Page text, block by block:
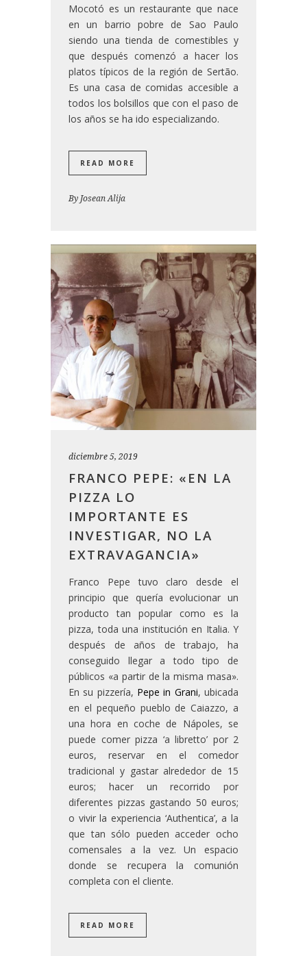
Mocotó es un restaurante que nace
en un barrio pobre de Sao Paulo
siendo una tienda de comestibles y
que después comenzó a hacer los
platos típicos de la región de Sertão.
Es una casa de comidas accesible a
todos los bolsillos que con el paso de
los años se ha ido especializando.
READ MORE
By Josean Alija
diciembre 5, 2019
FRANCO PEPE: «EN LA
PIZZA LO
IMPORTANTE ES
INVESTIGAR, NO LA
EXTRAVAGANCIA»
Franco Pepe tuvo claro desde el
principio que quería evolucionar un
producto tan popular como es la
pizza, toda una institución en Italia. Y
después de años de trabajo, ha
conseguido llegar a todo tipo de
públicos «a partir de la misma masa».
En su pizzería, Pepe in Grani, ubicada
en el pequeño pueblo de Caiazzo, a
una hora en coche de Nápoles, se
puede comer pizza ‘a libretto’ por 2
euros, reservar en el comedor
tradicional y gastar alrededor de 15
euros; hacer un recorrido por
diferentes pizzas gastando 50 euros;
o vivir la experiencia ‘Authentica’, a la
que tan sólo pueden acceder ocho
comensales a la vez. Un espacio
donde se recupera la comunión
completa con el cliente.
READ MORE